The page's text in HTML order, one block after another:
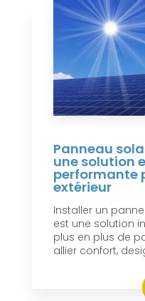
Panneau
une solution
performante
extérieur
Installer un
est une solution
plus en plus de
allier confort,